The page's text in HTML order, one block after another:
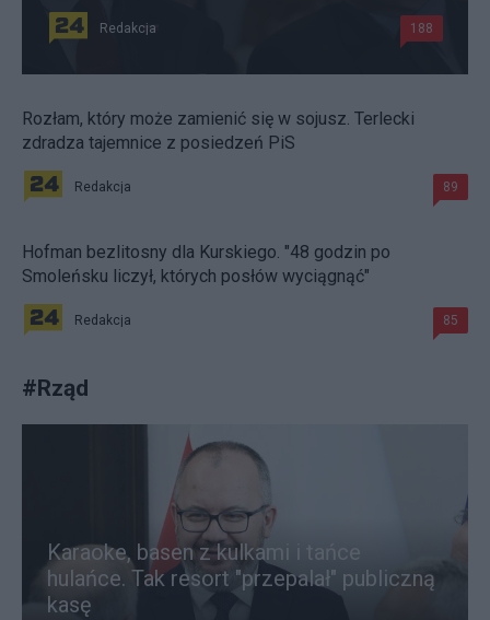
Redakcja 188
Rozłam, który może zamienić się w sojusz. Terlecki
zdradza tajemnice z posiedzeń PiS
Redakcja 89
Hofman bezlitosny dla Kurskiego. "48 godzin po
Smoleńsku liczył, których posłów wyciągnąć"
Redakcja 85
#Rząd
Karaoke, basen z kulkami i tańce
hulańce. Tak resort "przepalał" publiczną
kasę